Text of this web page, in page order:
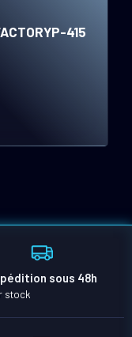
415
sous 48h
stock